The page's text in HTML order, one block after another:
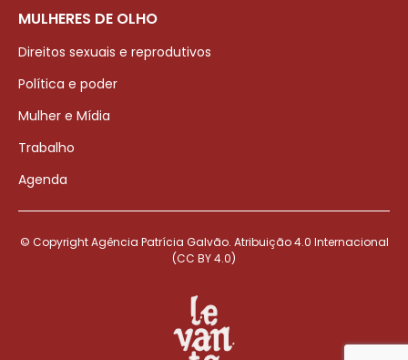
MULHERES DE OLHO
Direitos sexuais e reprodutivos
Política e poder
Mulher e Mídia
Trabalho
Agenda
© Copyright Agência Patrícia Galvão. Atribuição 4.0 Internacional
(CC BY 4.0)